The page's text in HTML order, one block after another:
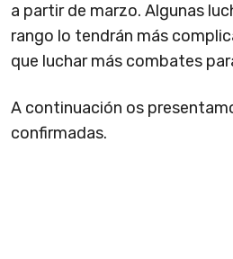
a partir de marzo. Algunas
rango lo tendrán más
que luchar más combates
A continuación os
confirmadas.